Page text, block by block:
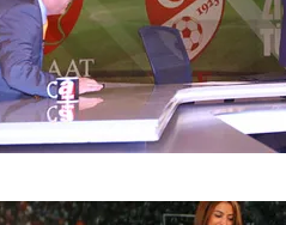
Çerezlere ilişkin tercihlerinizi
butonuna tıklayabilir,Çerez
6698 sayılı Kişisel Verilerin
mevzuata uygun olarak